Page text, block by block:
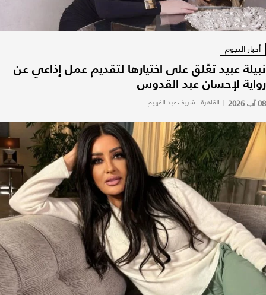
أخبار النجوم
نبيلة عبيد تعّلق على اختيارها لتقديم عمل إذاعي عن
رواية لإحسان عبد القدوس
08 آب 2026 | القاهرة - شريف عبد الفهيم